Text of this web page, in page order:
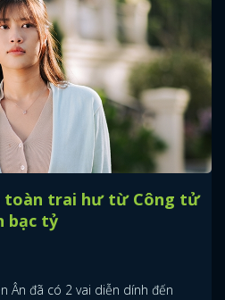
toàn trai hư từ Công tử
bạc tỷ
Ân đã có 2 vai diễn dính đến